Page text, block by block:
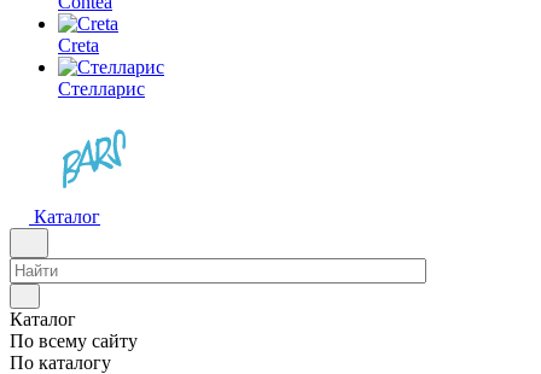
Creta
Стелларис
Каталог
Каталог
По всему сайту
По каталогу